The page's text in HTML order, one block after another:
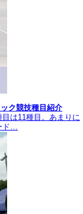
ク競技種目紹介
は11種目。あまりに
ド…